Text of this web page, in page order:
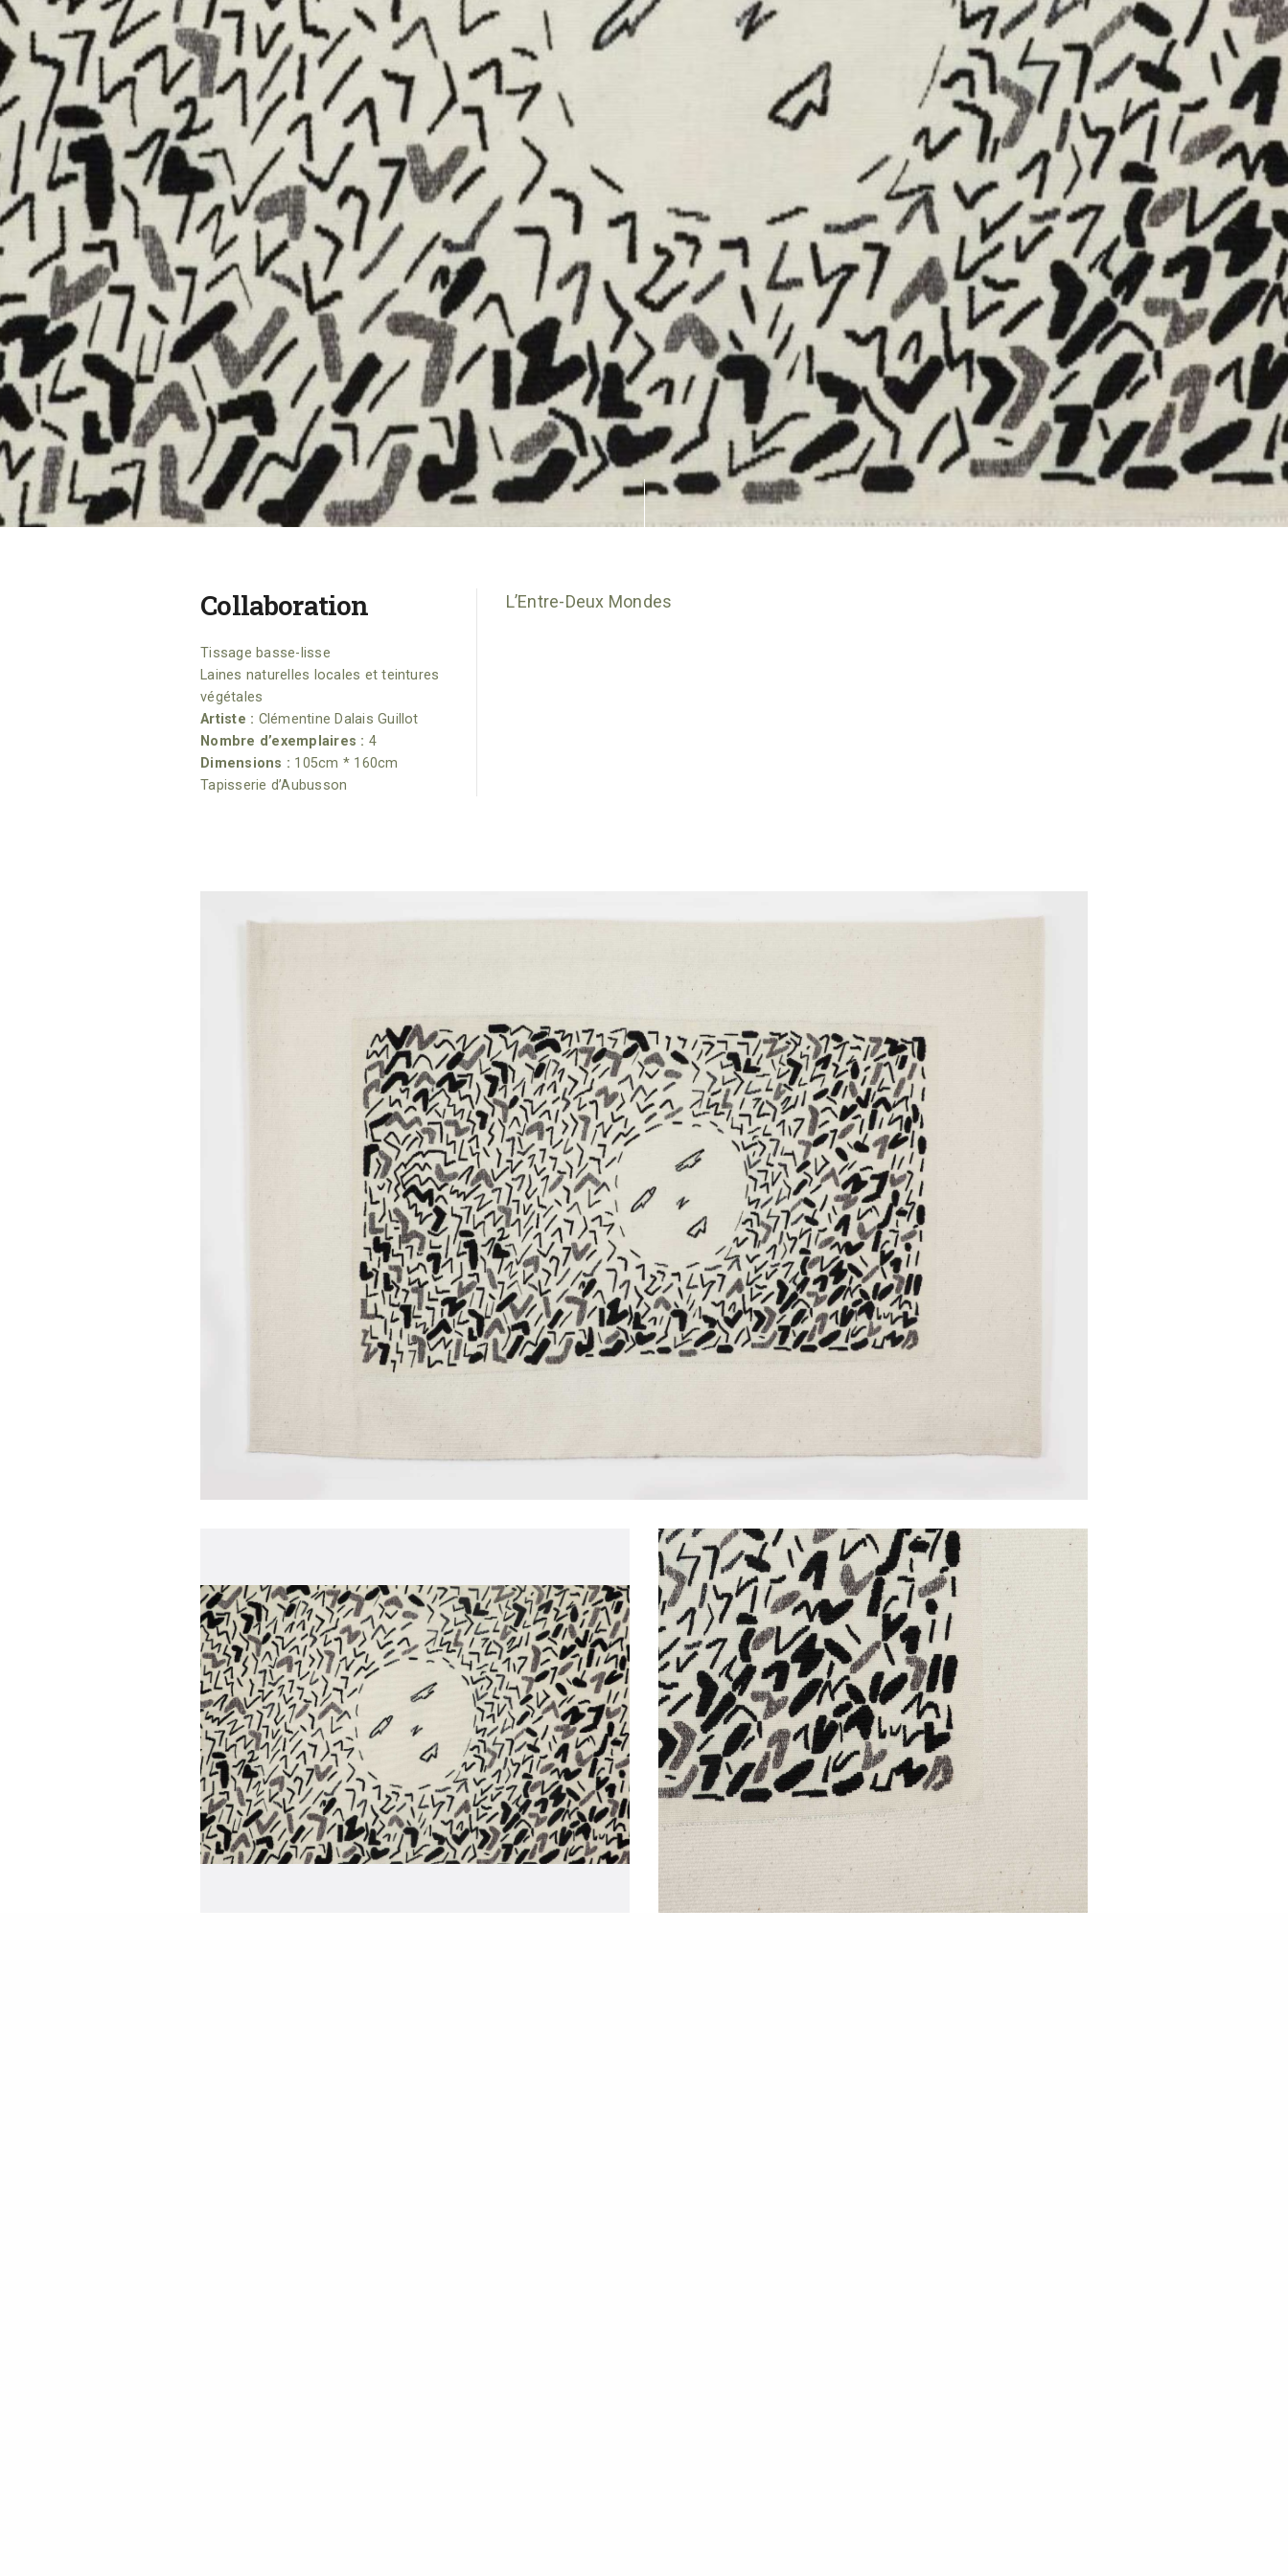
Collaboration
Tissage basse-lisse
Laines naturelles locales et teintures
végétales
Artiste : Clémentine Dalais Guillot
Nombre d’exemplaires : 4
Dimensions : 105cm * 160cm
Tapisserie d’Aubusson
L’Entre-Deux Mondes